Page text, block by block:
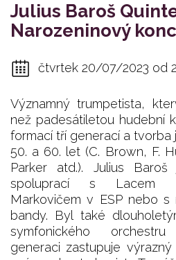
Julius Baroš
Narozeninový
čtvrtek 20/07/2023 od
Významný trumpetista,
než padesátiletou hudební
formací tří generací a tvorba
50. a 60. let (C. Brown, F.
Parker atd.). Julius
spoluprací s Lacem
Markovičem v ESP nebo s
bandy. Byl také
symfonického
generaci zastupuje